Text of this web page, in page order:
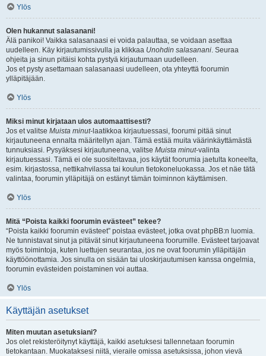
Ylös
Olen hukannut salasanani!
Älä panikoi! Vaikka salasanaasi ei voida palauttaa, se voidaan asettaa
uudelleen. Käy kirjautumissivulla ja klikkaa Unohdin salasanani. Seuraa
ohjeita ja sinun pitäisi kohta pystyä kirjautumaan uudelleen.
Jos et pysty asettamaan salasanaasi uudelleen, ota yhteyttä foorumin
ylläpitäjään.
Ylös
Miksi minut kirjataan ulos automaattisesti?
Jos et valitse Muista minut-laatikkoa kirjautuessasi, foorumi pitää sinut
kirjautuneena ennalta määritellyn ajan. Tämä estää muita väärinkäyttämästä
tunnuksiasi. Pysyäksesi kirjautuneena, valitse Muista minut-valinta
kirjautuessasi. Tämä ei ole suositeltavaa, jos käytät foorumia jaetulta koneelta,
esim. kirjastossa, nettikahvilassa tai koulun tietokoneluokassa. Jos et näe tätä
valintaa, foorumin ylläpitäjä on estänyt tämän toiminnon käyttämisen.
Ylös
Mitä “Poista kaikki foorumin evästeet” tekee?
“Poista kaikki foorumin evästeet” poistaa evästeet, jotka ovat phpBB:n luomia.
Ne tunnistavat sinut ja pitävät sinut kirjautuneena foorumille. Evästeet tarjoavat
myös toimintoja, kuten luettujen seurantaa, jos ne ovat foorumin ylläpitäjän
käyttöönottamia. Jos sinulla on sisään tai uloskirjautumisen kanssa ongelmia,
foorumin evästeiden poistaminen voi auttaa.
Ylös
Käyttäjän asetukset
Miten muutan asetuksiani?
Jos olet rekisteröitynyt käyttäjä, kaikki asetuksesi tallennetaan foorumin
tietokantaan. Muokataksesi niitä, vieraile omissa asetuksissa, johon vievä